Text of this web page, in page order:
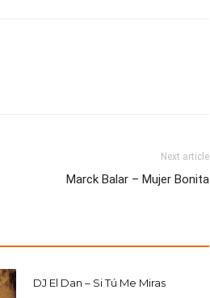
Next article
Marck Balar – Mujer Bonita
DJ El Dan – Si Tú Me Miras